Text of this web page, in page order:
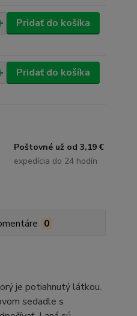
Pridať do košíka
Pridať do košíka
Poštovné už od 3,19 €
expedícia do 24 hodín
0
je potiahnutý látkou.
sedadle s